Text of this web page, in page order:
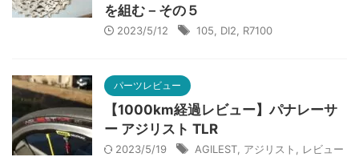
を組む－その５
2023/5/12 105 DI2 R7100
パーツレビュー
【1000km経過レビュー】パナレーサ
ー アジリスト TLR
2023/5/19 AGILEST アジリスト レビュー